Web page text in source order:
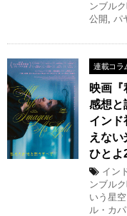
ンブル
公開 , パ
連載コラ
映画
感想と
インド
えない
ひとよ
イン
ンブル
いう星
ル・カ